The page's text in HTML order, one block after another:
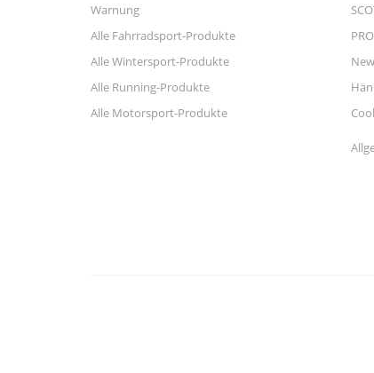
Warnung
Alle Fahrradsport-Produkte
Alle Wintersport-Produkte
Alle Running-Produkte
Alle Motorsport-Produkte